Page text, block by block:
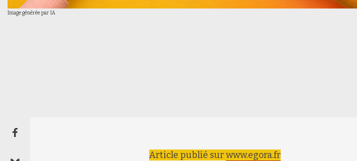
Image générée par IA
Article publié surwww.egora.fr